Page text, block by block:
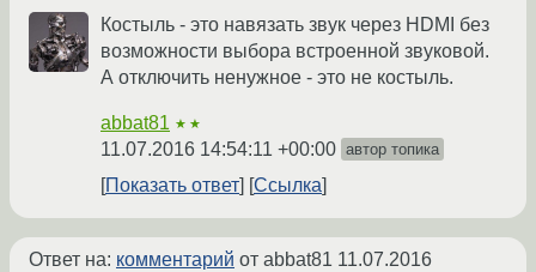
Костыль - это навязать звук через HDMI без
возможности выбора встроенной звуковой.
А отключить ненужное - это не костыль.
abbat81 ★★
11.07.2016 14:54:11 +00:00 автор топика
Показать ответ Ссылка
Ответ на: комментарий от abbat81 11.07.2016